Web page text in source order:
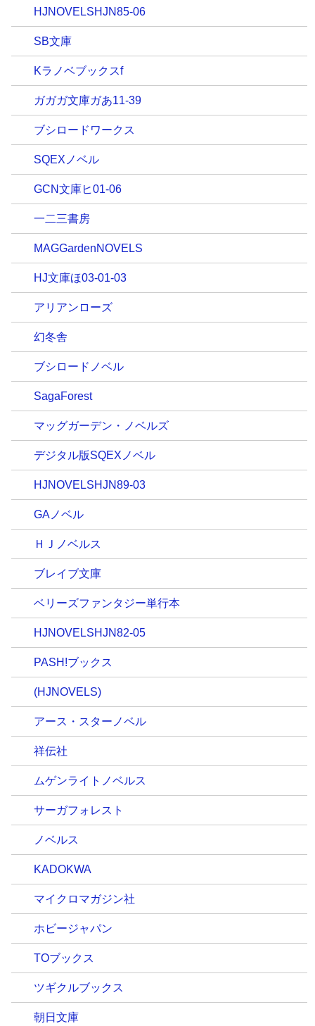
HJNOVELSHJN85-06
SB文庫
Kラノベブックスf
ガガガ文庫ガあ11-39
ブシロードワークス
SQEXノベル
GCN文庫ヒ01-06
一二三書房
MAGGardenNOVELS
HJ文庫ほ03-01-03
アリアンローズ
幻冬舎
ブシロードノベル
SagaForest
マッグガーデン・ノベルズ
デジタル版SQEXノベル
HJNOVELSHJN89-03
GAノベル
ＨＪノベルス
ブレイブ文庫
ベリーズファンタジー単行本
HJNOVELSHJN82-05
PASH!ブックス
(HJNOVELS)
アース・スターノベル
祥伝社
ムゲンライトノベルス
サーガフォレスト
ノベルス
KADOKWA
マイクロマガジン社
ホビージャパン
TOブックス
ツギクルブックス
朝日文庫